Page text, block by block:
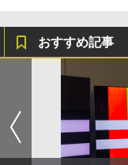
おすすめ記事